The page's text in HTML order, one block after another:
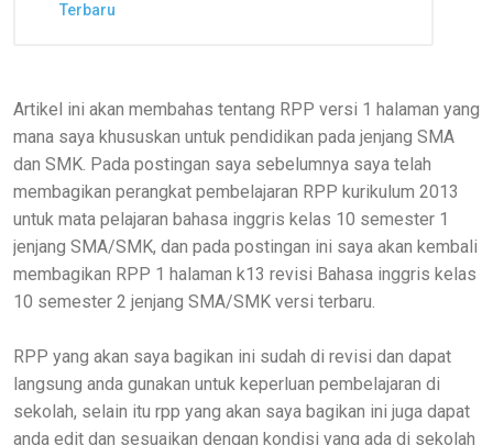
Terbaru
Artikel ini akan membahas tentang RPP versi 1 halaman yang
mana saya khususkan untuk pendidikan pada jenjang SMA
dan SMK. Pada postingan saya sebelumnya saya telah
membagikan perangkat pembelajaran RPP kurikulum 2013
untuk mata pelajaran bahasa inggris kelas 10 semester 1
jenjang SMA/SMK, dan pada postingan ini saya akan kembali
membagikan RPP 1 halaman k13 revisi Bahasa inggris kelas
10 semester 2 jenjang SMA/SMK versi terbaru.
RPP yang akan saya bagikan ini sudah di revisi dan dapat
langsung anda gunakan untuk keperluan pembelajaran di
sekolah, selain itu rpp yang akan saya bagikan ini juga dapat
anda edit dan sesuaikan dengan kondisi yang ada di sekolah